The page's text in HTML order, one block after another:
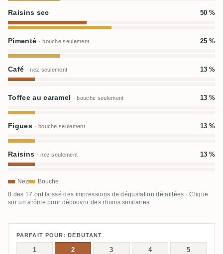
Raisins sec 50 %
Pimenté · bouche seulement 25 %
Café · nez seulement 13 %
Toffee au caramel · bouche seulement 13 %
Figues · bouche seulement 13 %
Raisins · nez seulement 13 %
Nez Bouche
8 des 17 ont laissé des impressions de dégustation détaillées · Clique
sur un arôme pour découvrir des rhums similaires
PARFAIT POUR: DÉBUTANT
1 2 3 4 5